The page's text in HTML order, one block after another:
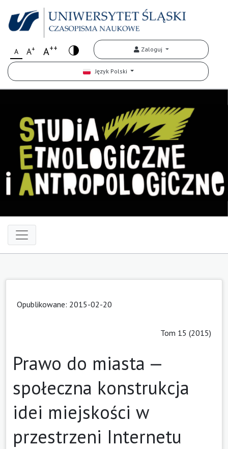
A A+ A++ Zaloguj
Język Polski
Opublikowane: 2015-02-20
Tom 15 (2015)
Prawo do miasta —
społeczna konstrukcja
idei miejskości w
przestrzeni Internetu